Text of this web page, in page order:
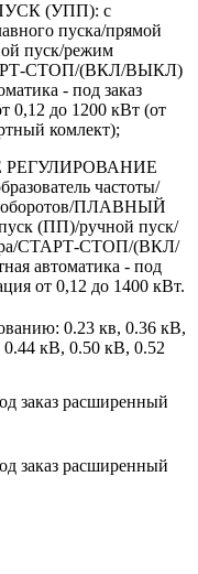
(УПП): с
пуска/прямой
пуск/режим
СТОП/(ВКЛ/ВЫКЛ)
- под заказ
0,12 до 1200 кВт (от
комлект);
РЕГУЛИРОВАНИЕ
частоты/
оборотов/ПЛАВНЫЙ
(ПП)/ручной пуск/
СТАРТ-СТОП/(ВКЛ/
автоматика - под
от 0,12 до 1400 кВт.
0.23 кв, 0.36 кВ,
кВ, 0.50 кВ, 0.52
заказ расширенный
заказ расширенный